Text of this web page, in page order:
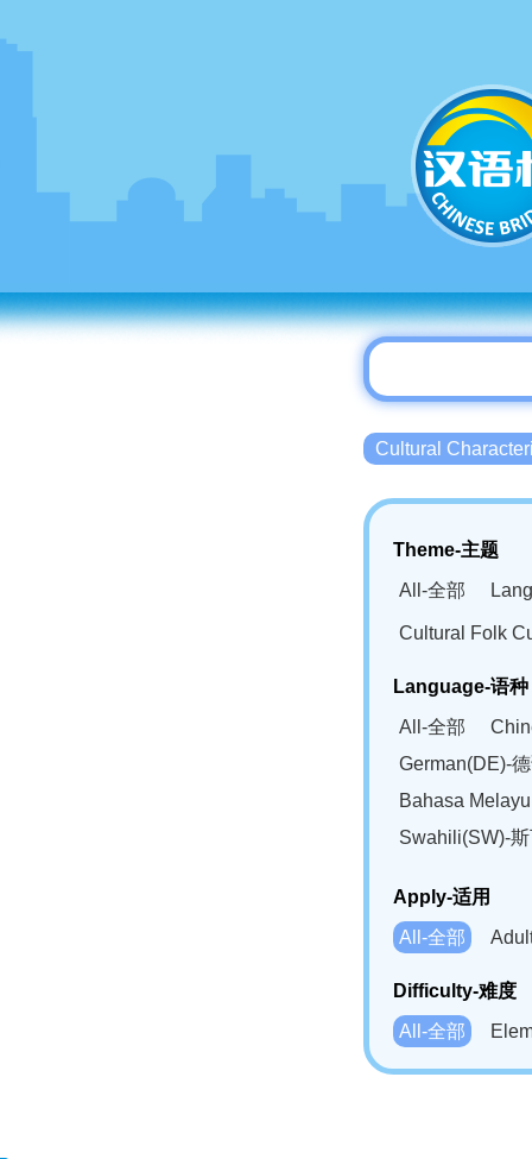
Cultural
Theme-主题
All-全部
Cultural Folk
Language-语种
All-全部
German(DE)-
Bahasa
Swahili(SW)-
Apply-适用
All-全部
Difficulty-难度
All-全部